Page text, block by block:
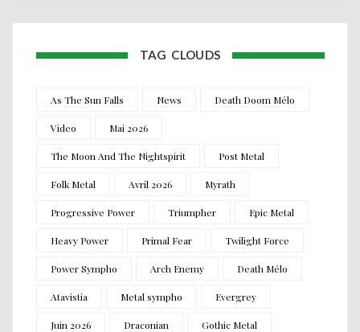
TAG CLOUDS
As The Sun Falls News Death Doom Mélo
Video Mai 2026
The Moon And The Nightspirit Post Metal
Folk Metal Avril 2026 Myrath
Progressive Power Triumpher Epic Metal
Heavy Power Primal Fear Twilight Force
Power Sympho Arch Enemy Death Mélo
Atavistia Metal sympho Evergrey
Juin 2026 Draconian Gothic Metal